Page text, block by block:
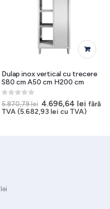
Dulap inox vertical cu trecere
S80 cm A50 cm H200 cm
0out of 5
5.870,79lei Prețul
inițial
4.696,64 lei Prețul
fără
TVA (5.682,93 lei cu TVA)